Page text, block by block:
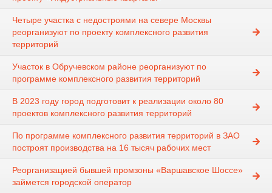
Четыре участка с недостроями на севере Москвы
реорганизуют по проекту комплексного развития
территорий
Участок в Обручевском районе реорганизуют по
программе комплексного развития территорий
В 2023 году город подготовит к реализации около 80
проектов комплексного развития территорий
По программе комплексного развития территорий в ЗАО
построят производства на 16 тысяч рабочих мест
Реорганизацией бывшей промзоны «Варшавское Шоссе»
займется городской оператор